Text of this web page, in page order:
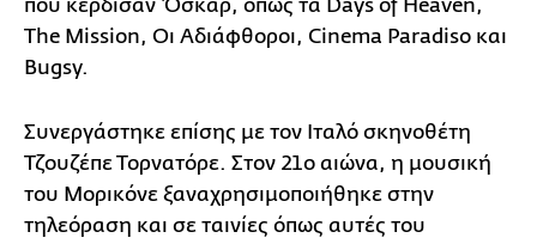
που κέρδισαν Όσκαρ, όπως τα Days of Heaven,
The Mission, Οι Αδιάφθοροι, Cinema Paradiso και
Bugsy.
Συνεργάστηκε επίσης με τον Ιταλό σκηνοθέτη
Τζουζέπε Τορνατόρε. Στον 21ο αιώνα, η μουσική
του Μορικόνε ξαναχρησιμοποιήθηκε στην
τηλεόραση και σε ταινίες όπως αυτές του